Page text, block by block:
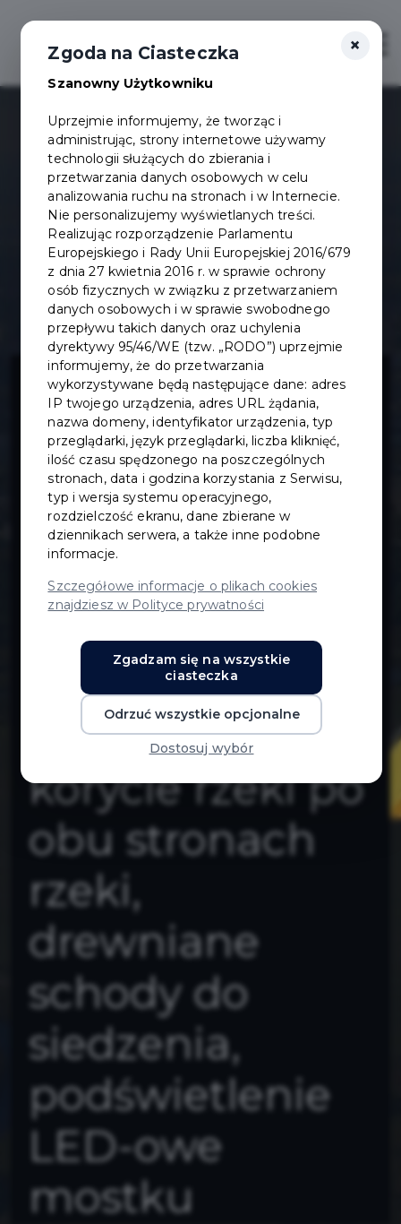
Plaża miejska -
doposażenie
terenu o zestaw
zabawowy
Statek, leżaki,
drewniane
siedziska na
betonowym
korycie rzeki po
obu stronach
rzeki,
drewniane
schody do
siedzenia,
podświetlenie
LED-owe
mostku
×
Zgoda na Ciasteczka
Szanowny Użytkowniku
Uprzejmie informujemy, że tworząc i
administrując, strony internetowe używamy
technologii służących do zbierania i
przetwarzania danych osobowych w celu
analizowania ruchu na stronach i w Internecie.
Nie personalizujemy wyświetlanych treści.
Realizując rozporządzenie Parlamentu
Europejskiego i Rady Unii Europejskiej 2016/679
z dnia 27 kwietnia 2016 r. w sprawie ochrony
osób fizycznych w związku z przetwarzaniem
danych osobowych i w sprawie swobodnego
przepływu takich danych oraz uchylenia
dyrektywy 95/46/WE (tzw. „RODO”) uprzejmie
informujemy, że do przetwarzania
wykorzystywane będą następujące dane: adres
IP twojego urządzenia, adres URL żądania,
nazwa domeny, identyfikator urządzenia, typ
przeglądarki, język przeglądarki, liczba kliknięć,
ilość czasu spędzonego na poszczególnych
stronach, data i godzina korzystania z Serwisu,
typ i wersja systemu operacyjnego,
rozdzielczość ekranu, dane zbierane w
dziennikach serwera, a także inne podobne
informacje.
Szczegółowe informacje o plikach cookies
znajdziesz w Polityce prywatności
Zgadzam się na wszystkie
ciasteczka
Odrzuć wszystkie opcjonalne
Dostosuj wybór